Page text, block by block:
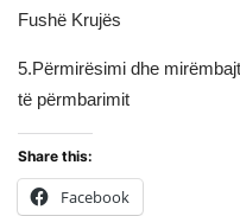
Fushë Krujës
5.Përmirësimi dhe
të përmbarimit
Share this:
Facebook